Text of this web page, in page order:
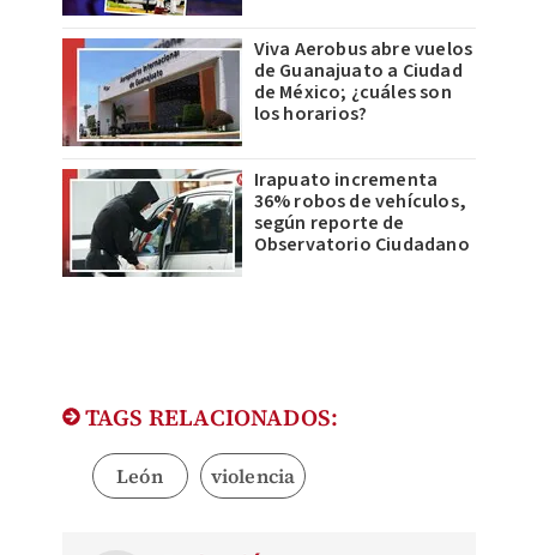
Viva Aerobus abre vuelos
de Guanajuato a Ciudad
de México; ¿cuáles son
los horarios?
Irapuato incrementa
36% robos de vehículos,
según reporte de
Observatorio Ciudadano
TAGS RELACIONADOS:
León violencia